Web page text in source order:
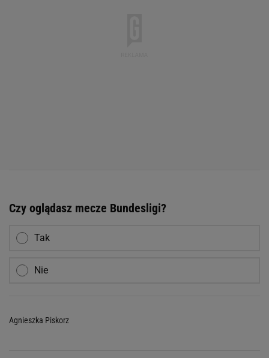
Czy oglądasz mecze Bundesligi?
Tak
Nie
Agnieszka Piskorz